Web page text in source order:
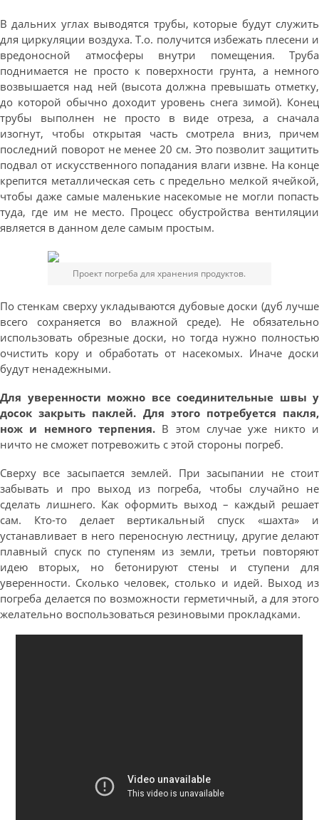
В дальних углах выводятся трубы, которые будут служить
для циркуляции воздуха. Т.о. получится избежать плесени и
вредоносной атмосферы внутри помещения. Труба
поднимается не просто к поверхности грунта, а немного
возвышается над ней (высота должна превышать отметку,
до которой обычно доходит уровень снега зимой). Конец
трубы выполнен не просто в виде отреза, а сначала
изогнут, чтобы открытая часть смотрела вниз, причем
последний поворот не менее 20 см. Это позволит защитить
подвал от искусственного попадания влаги извне. На конце
крепится металлическая сеть с предельно мелкой ячейкой,
чтобы даже самые маленькие насекомые не могли попасть
туда, где им не место. Процесс обустройства вентиляции
является в данном деле самым простым.
Проект погреба для хранения продуктов.
По стенкам сверху укладываются дубовые доски (дуб лучше
всего сохраняется во влажной среде). Не обязательно
использовать обрезные доски, но тогда нужно полностью
очистить кору и обработать от насекомых. Иначе доски
будут ненадежными.
Для уверенности можно все соединительные швы у
досок закрыть паклей. Для этого потребуется пакля,
нож и немного терпения. В этом случае уже никто и
ничто не сможет потревожить с этой стороны погреб.
Сверху все засыпается землей. При засыпании не стоит
забывать и про выход из погреба, чтобы случайно не
сделать лишнего. Как оформить выход – каждый решает
сам. Кто-то делает вертикальный спуск «шахта» и
устанавливает в него переносную лестницу, другие делают
плавный спуск по ступеням из земли, третьи повторяют
идею вторых, но бетонируют стены и ступени для
уверенности. Сколько человек, столько и идей. Выход из
погреба делается по возможности герметичный, а для этого
желательно воспользоваться резиновыми прокладками.